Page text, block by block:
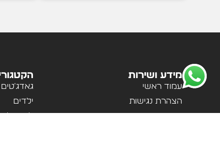
מידע ושירות
עמוד ראשי
הצהרת נגישות
מדיניות פרטיות
גאדג'טים
ילדים
לבית